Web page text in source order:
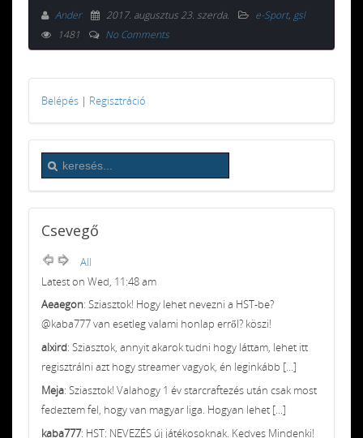
Ander 2017. augusztus 23. szerda. e-Sport, gsl
1481
No Comments
Belépés | Regisztráció
Csevegő
All
Latest on Wed, 11:48 am
Aeaegon: Sziasztok! Hogy lehet nevezni a HST-be?
@kaba777 van esetleg valami honlap erről? köszi!
alxird: Sziasztok, annyit akarok tudni hogy láttam, lehet itt
regisztrálni azt hogy streamer vagyok, én leginkább [...]
Meja: Sziasztok! Valahogy 1 év starcraftezés után csak most
fedeztem fel, hogy van magyar liga. Hogyan lehet [...]
kaba777: HST: NEVEZÉS új játékosoknak. Kedves Mindenki!